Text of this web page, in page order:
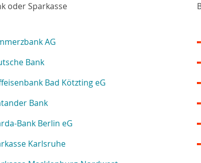
oder Sparkasse
AG
Bank
Bad Kötzting eG
Bank
Bank Berlin eG
Karlsruhe